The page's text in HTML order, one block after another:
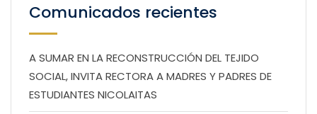
Comunicados recientes
A SUMAR EN LA RECONSTRUCCIÓN DEL TEJIDO
SOCIAL, INVITA RECTORA A MADRES Y PADRES DE
ESTUDIANTES NICOLAITAS